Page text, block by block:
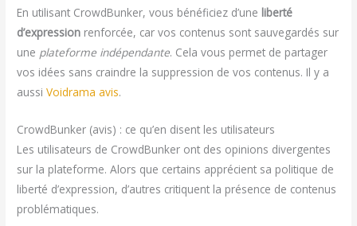
En utilisant CrowdBunker, vous bénéficiez d’une liberté
d’expression renforcée, car vos contenus sont sauvegardés sur
une plateforme indépendante. Cela vous permet de partager
vos idées sans craindre la suppression de vos contenus. Il y a
aussiVoidrama avis.
CrowdBunker (avis) : ce qu’en disent les utilisateurs
Les utilisateurs de CrowdBunker ont des opinions divergentes
sur la plateforme. Alors que certains apprécient sa politique de
liberté d’expression, d’autres critiquent la présence de contenus
problématiques.